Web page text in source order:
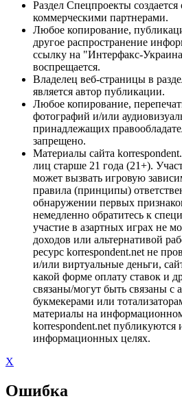
Раздел Спецпроекты создается
коммерческими партнерами.
Любое копирование,
другое распространение
ссылку на "Интерфакс-
воспрещается.
Владелец веб-страницы в
является автор публикации.
Любое копирование,
фотографий и/или
принадлежащих
запрещено.
Материалы сайта
лиц старше 21 года (21+).
может вызвать игровую
правила (принципы)
обнаружении первых
немедленно обратитесь к
участие в азартных играх не
доходов или альтернативой
ресурс korrespondent.net не
и/или виртуальные деньги,
какой форме оплату ставок и
связаны/могут быть связаны с
букмекерами или
материалы на
korrespondent.net публикуются
информационных целях.
X
Ошибка